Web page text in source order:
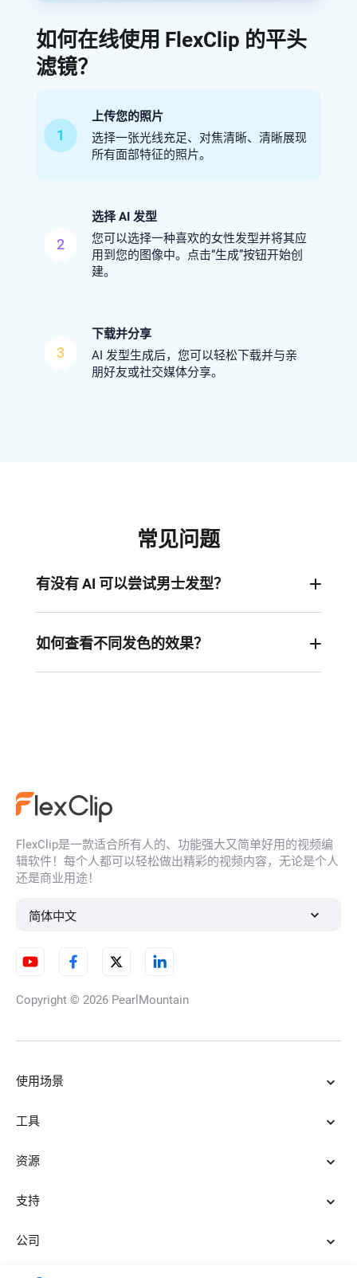
如何在线使用 FlexClip 的平头
滤镜？
1
上传您的照片
选择一张光线充足、对焦清晰、清晰展现
所有面部特征的照片。
2
选择 AI 发型
您可以选择一种喜欢的女性发型并将其应
用到您的图像中。点击“生成”按钮开始创
建。
3
下载并分享
AI 发型生成后，您可以轻松下载并与亲
朋好友或社交媒体分享。
常见问题
有没有 AI 可以尝试男士发型？
为男士提供了一种轻松尝试不同发型的方法。
如何查看不同发色的效果？
FlexClip是一款适合所有人的、功能强大又简单好用的视频编
辑软件！每个人都可以轻松做出精彩的视频内容，无论是个人
还是商业用途！
简体中文
Copyright © 2026 PearlMountain
使用场景
工具
资源
支持
公司